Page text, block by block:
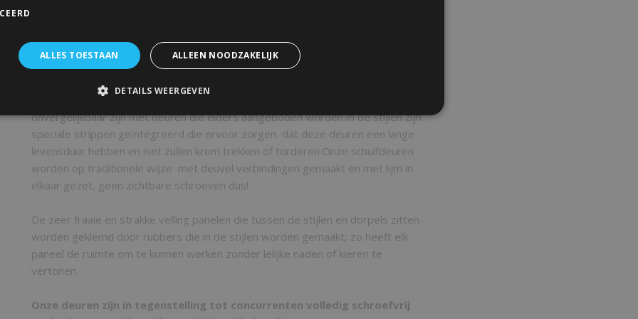
Schuifdeur-totaal.nl onderscheid zich in het aanbod schuifdeuren. Wij gebruiken
grenen hout dat 100% harsvrij is en helemaal terug gedroogd is naar een
vochtpercentage van nog geen 10% dit in combinatie met de zeer strakke
profilering van het hout en de panelen maakt dat deze deuren uniek en
onvergelijkbaar zijn met deuren die elders aangeboden worden.In de stijlen zijn
speciale strippen geïntegreerd die ervoor zorgen dat deze deuren een lange
levensduur hebben en niet zullen krom trekken of torderen.Onze schuifdeuren
worden op traditionele wijze met deuvel verbindingen gemaakt en met lijm in
elkaar gezet, geen zichtbare schroeven dus!
De zeer fraaie en strakke velling panelen die tussen de stijlen en dorpels zitten
worden geklemd door rubbers die in de stijlen worden gemaakt, zo heeft elk
paneel de ruimte om te kunnen werken zonder lelijke naden of kieren te
vertonen.
Onze deuren zijn in tegenstelling tot concurrenten volledig schroefvrij
ALLES TOESTAAN ALLEEN NOODZAKELIJK
DETAILS WEERGEVEN